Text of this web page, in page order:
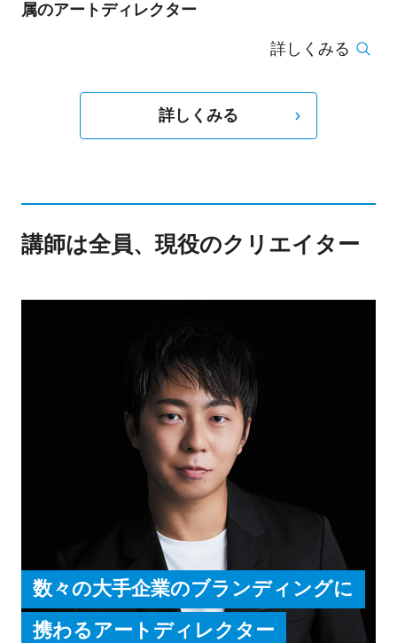
属のアートディレクター
詳しくみる
詳しくみる
講師は全員、現役のクリエイター
数々の大手企業のブランディングに
携わるアートディレクター